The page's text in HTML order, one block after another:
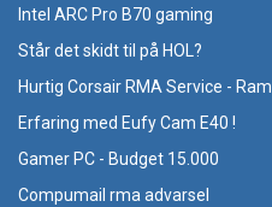
Intel ARC Pro B70 gaming
Står det skidt til på HOL?
Hurtig Corsair RMA Service - Ram
Erfaring med Eufy Cam E40 !
Gamer PC - Budget 15.000
Compumail rma advarsel